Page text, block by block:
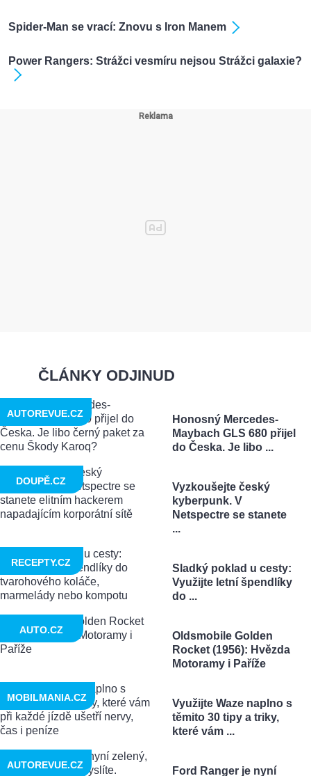
Spider-Man se vrací: Znovu s Iron Manem
Power Rangers: Strážci vesmíru nejsou Strážci galaxie?
ČLÁNKY ODJINUD
Honosný Mercedes-
Maybach GLS 680 přijel
do Česka. Je libo ...
AUTOREVUE.CZ
Vyzkoušejte český
kyberpunk. V
Netspectre se stanete
...
DOUPĚ.CZ
Sladký poklad u cesty:
Využijte letní špendlíky
do ...
RECEPTY.CZ
Oldsmobile Golden
Rocket (1956): Hvězda
Motoramy i Paříže
AUTO.CZ
Využijte Waze naplno s
těmito 30 tipy a triky,
které vám ...
MOBILMANIA.CZ
Ford Ranger je nyní
AUTOREVUE.CZ